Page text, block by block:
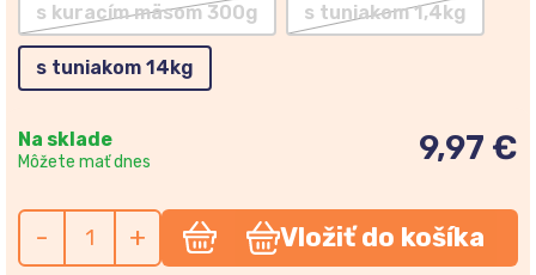
s kuracím mäsom 300g s tuniakom 1,4kg
s tuniakom 14kg
Na sklade
Môžete mať dnes 9,97 €
- + Vložiť do košíka